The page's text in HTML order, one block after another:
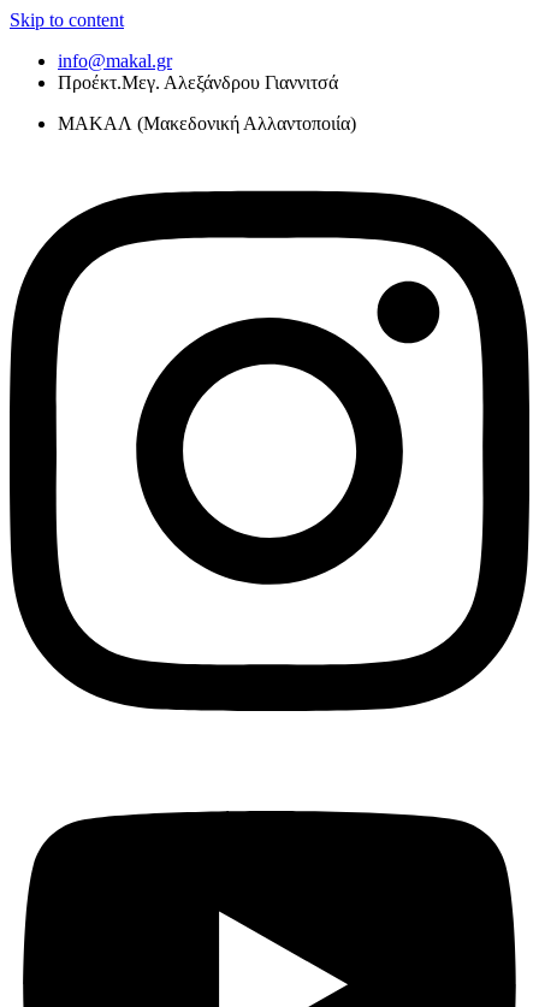
Skip to content
info@makal.gr
Προέκτ.Μεγ. Αλεξάνδρου Γιαννιτσά
ΜΑΚΑΛ (Μακεδονική Αλλαντοποιία)